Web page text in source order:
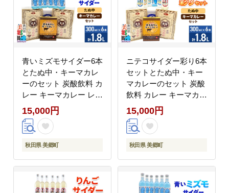
ン まぜごはん セット
秋田県 美郷町]
青いミズモサイダー6本
とたぬ中・キーマカレ
ーのセット 炭酸飲料 カ
レー キーマカレー レト
ルト 中華麺 [ニテコサ
イダー 青いミズモサイ
ダー ご当地 サイダー
キーマカレー レトルト
中華麺 ラーメン セット
秋田県 美郷町]
15,000円
秋田県 美郷町
ニテコサイダー彩り6本
セットとたぬ中・キー
マカレーのセット 炭酸
飲料 カレー キーマカレ
ー レトルト 中華麺 [ニ
テコサイダー ご当地 サ
イダー 炭酸飲料 炭酸水
トルト 中華麺 ラーメン
セット 秋田県 美郷町]
15,000円
秋田県 美郷町